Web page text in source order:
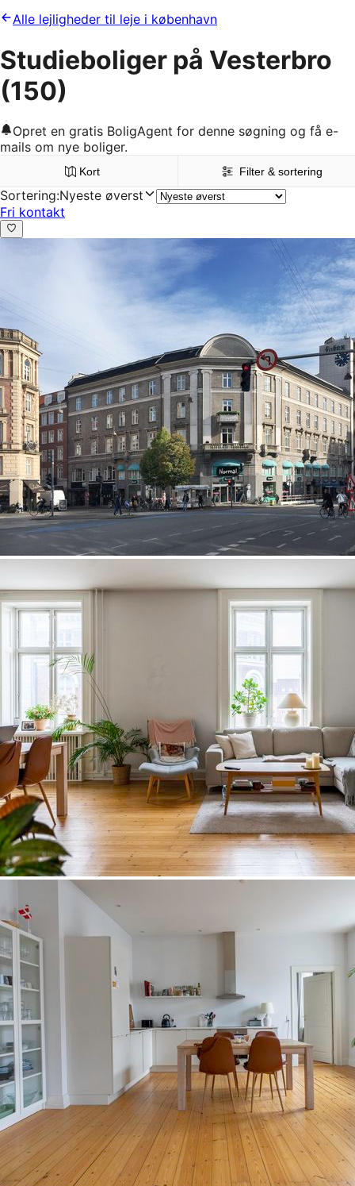
Alle lejligheder til leje i københavn
Studieboliger på Vesterbro
(150)
Opret en gratis BoligAgent for denne søgning og få e-
mails om nye boliger.
Kort Filter & sortering
Sortering:Nyeste øverst
Fri kontakt